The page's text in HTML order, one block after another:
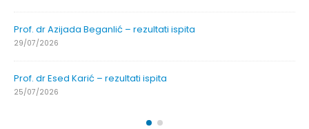
Prof. dr Azijada Beganlić – rezultati ispita
29/07/2026
Prof. dr Esed Karić – rezultati ispita
25/07/2026